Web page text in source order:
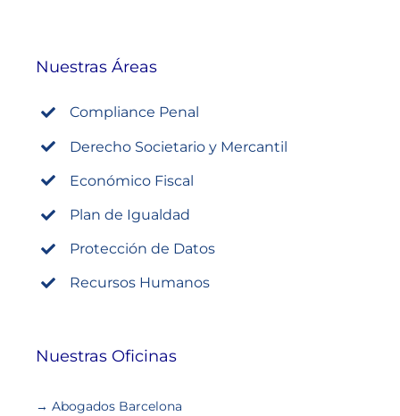
Nuestras Áreas
Compliance Penal
Derecho Societario y Mercantil
Económico Fiscal
Plan de Igualdad
Protección de Datos
Recursos Humanos
Nuestras Oficinas
→ Abogados Barcelona